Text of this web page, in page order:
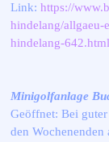
Link: https://
hindelang/
hindelang-642.html
Minigolfanlage
Geöffnet: Bei
den Wochenenden